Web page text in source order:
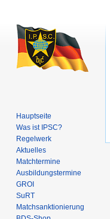
Hauptseite
Was ist IPSC?
Regelwerk
Aktuelles
Matchtermine
Ausbildungs­termine
GROI
SuRT
Match­sanktionierung